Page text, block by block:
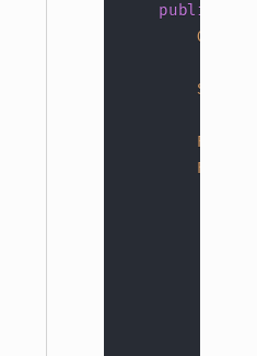
public
String